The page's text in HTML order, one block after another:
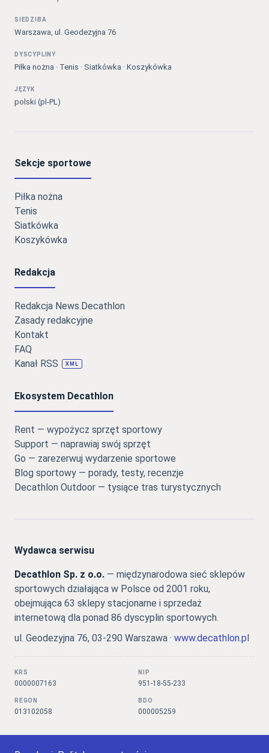
SIEDZIBA
Warszawa, ul. Geodezyjna 76
DYSCYPLINY
Piłka nożna · Tenis · Siatkówka · Koszykówka
JĘZYK
polski (pl-PL)
Sekcje sportowe
Piłka nożna
Tenis
Siatkówka
Koszykówka
Redakcja
Redakcja News.Decathlon
Zasady redakcyjne
Kontakt
FAQ
Kanał RSS
XML
Ekosystem Decathlon
Rent — wypożycz sprzęt sportowy
Support — naprawiaj swój sprzęt
Go — zarezerwuj wydarzenie sportowe
Blog sportowy — porady, testy, recenzje
Decathlon Outdoor — tysiące tras turystycznych
Wydawca serwisu
Decathlon Sp. z o.o. — międzynarodowa sieć sklepów
sportowych działająca w Polsce od 2001 roku,
obejmująca 63 sklepy stacjonarne i sprzedaż
internetową dla ponad 86 dyscyplin sportowych.
ul. Geodezyjna 76, 03-290 Warszawa · www.decathlon.pl
KRS
0000007163
NIP
951-18-55-233
REGON
013102058
BDO
000005259